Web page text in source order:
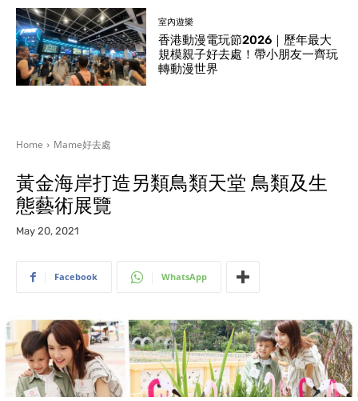
室內遊樂
香港動漫電玩節2026｜歷年最大
規模親子好去處！帶小朋友一齊玩
轉動漫世界